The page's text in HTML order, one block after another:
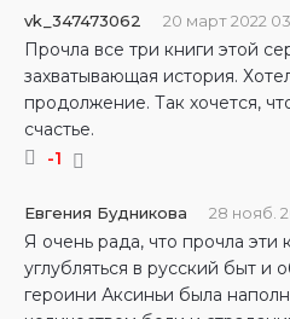
vk_347473062 20 март 2022
Прочла все три книги этой
захватывающая история.
продолжение. Так хочется,
счастье.
-1
Евгения Будникова 28 нояб.
Я очень рада, что прочла эти
углубляться в русский быт и
героини Аксиньи была